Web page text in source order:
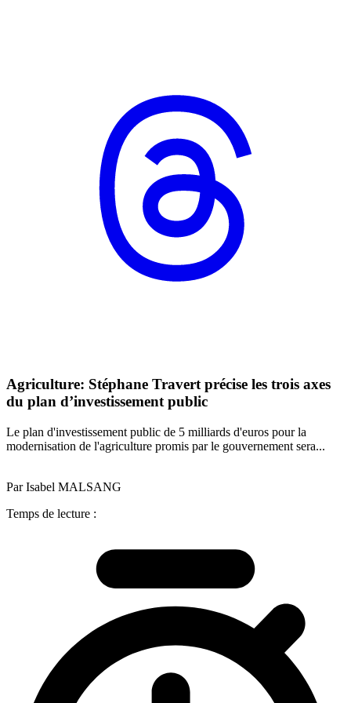
Agriculture: Stéphane Travert précise les trois axes
du plan d’investissement public
Le plan d'investissement public de 5 milliards d'euros pour la
modernisation de l'agriculture promis par le gouvernement sera...
Par Isabel MALSANG
Temps de lecture :